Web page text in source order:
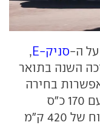
על ה-סניק-E ,
השנה בתואר
בחירה
בין שתי מערכות הנעה (קדמית): עם 170 כ"ס
וסוללת 60 קוט"ש המאפשרת טווח של 420 ק"מ